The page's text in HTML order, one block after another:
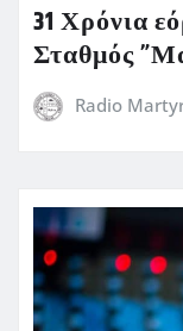
31 Χρόνια
Σταθμός
Radio